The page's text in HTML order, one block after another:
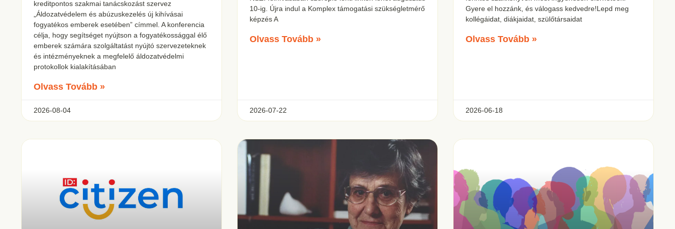
kreditpontos szakmai tanácskozást szervez
„Áldozatvédelem és abúzuskezelés új kihívásai
fogyatékos emberek esetében” címmel. A konferencia
célja, hogy segítséget nyújtson a fogyatékossággal élő
emberek számára szolgáltatást nyújtó szervezeteknek
és intézményeknek a megfelelő áldozatvédelmi
protokollok kialakításában
Olvass Tovább »
2026-08-04
10-ig. Újra indul a Komplex támogatási szükségletmérő
képzés A
Olvass Tovább »
2026-07-22
Gyere el hozzánk, és válogass kedvedre!Lepd meg
kollégáidat, diákjaidat, szülőtársaidat
Olvass Tovább »
2026-06-18